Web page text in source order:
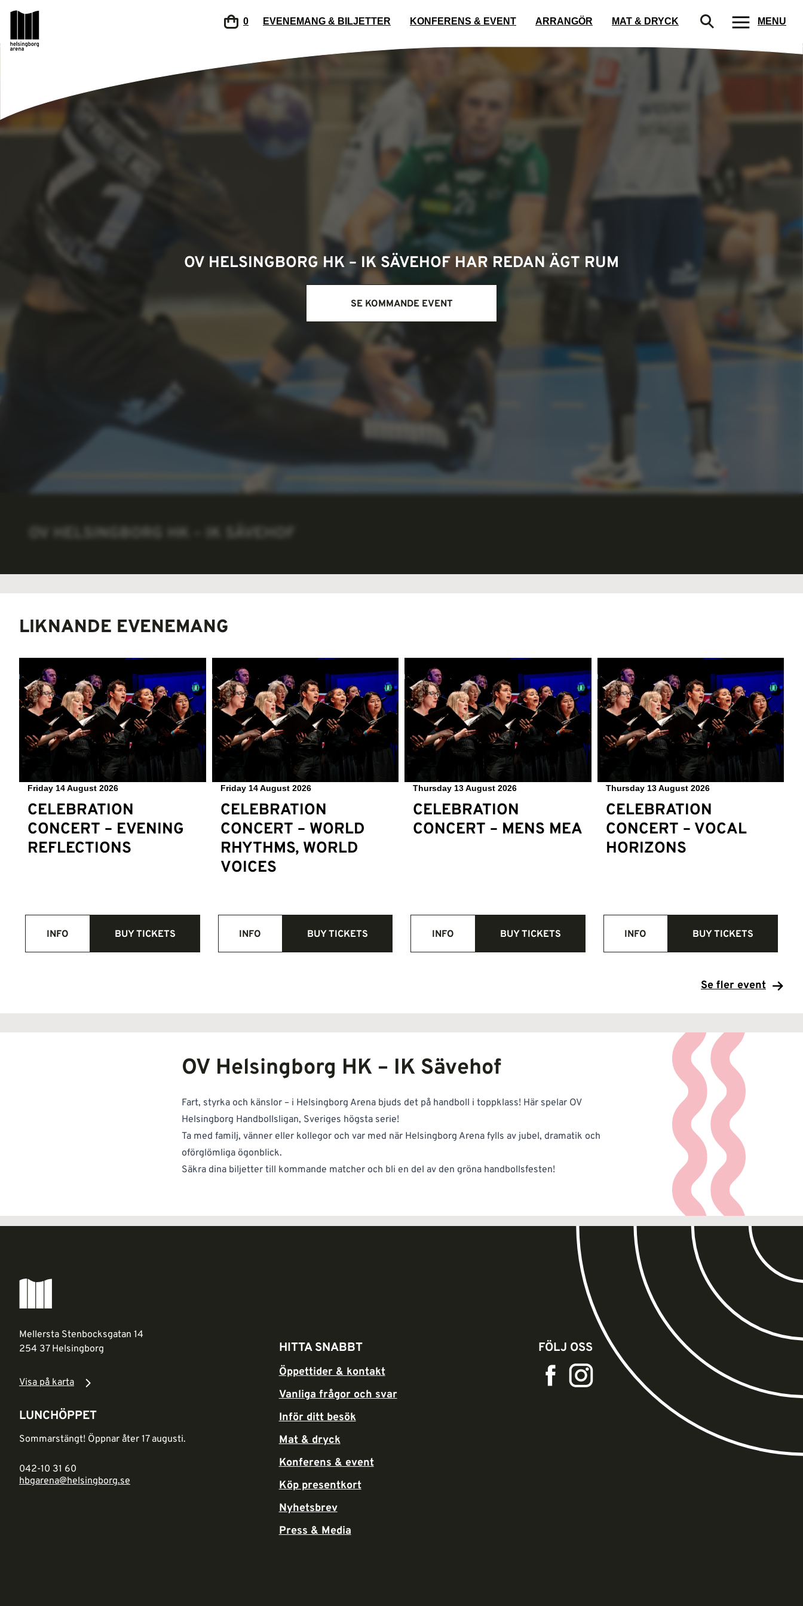
0 EVENEMANG & BILJETTER KONFERENS & EVENT ARRANGÖR MAT & DRYCK MENU
OV HELSINGBORG HK – IK SÄVEHOF
OV HELSINGBORG HK – IK SÄVEHOF HAR REDAN ÄGT RUM
SE KOMMANDE EVENT
LIKNANDE EVENEMANG
Friday 14 August 2026
CELEBRATION
CONCERT – EVENING
REFLECTIONS
INFO BUY TICKETS
Friday 14 August 2026
CELEBRATION
CONCERT – WORLD
RHYTHMS, WORLD
VOICES
INFO BUY TICKETS
Thursday 13 August 2026
CELEBRATION
CONCERT – MENS MEA
INFO BUY TICKETS
Thursday 13 August 2026
CELEBRATION
CONCERT – VOCAL
HORIZONS
INFO BUY TICKETS
Se fler event
OV Helsingborg HK – IK Sävehof
Fart, styrka och känslor – i Helsingborg Arena bjuds det på handboll i toppklass! Här spelar OV
Helsingborg Handbollsligan, Sveriges högsta serie!
Ta med familj, vänner eller kollegor och var med när Helsingborg Arena fylls av jubel, dramatik och
oförglömliga ögonblick.
Säkra dina biljetter till kommande matcher och bli en del av den gröna handbollsfesten!
Mellersta Stenbocksgatan 14
254 37 Helsingborg
Visa på karta
LUNCHÖPPET
Sommarstängt! Öppnar åter 17 augusti.
042-10 31 60
hbgarena@helsingborg.se
HITTA SNABBT
Öppettider & kontakt
Vanliga frågor och svar
Inför ditt besök
Mat & dryck
Konferens & event
Köp presentkort
Nyhetsbrev
Press & Media
FÖLJ OSS